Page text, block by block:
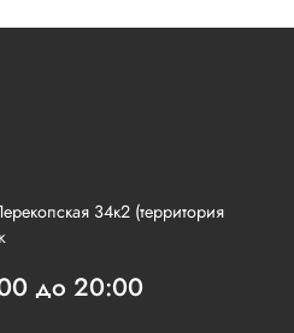
34к2 (территория
до 20:00